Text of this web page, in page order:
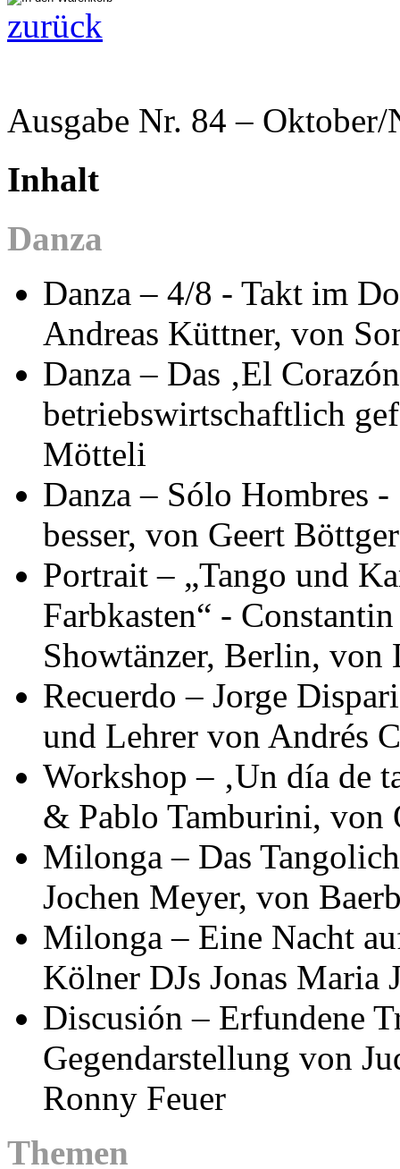
zurück
Ausgabe Nr. 84 –
Inhalt
Danza
Danza – 4/8 - Takt im
Andreas Küttner, von
Danza – Das ‚El
betriebswirtschaftlich
Mötteli
Danza – Sólo Hombres -
besser, von Geert Böttger
Portrait – „Tango und
Farbkasten“ -
Showtänzer, Berlin, von
Recuerdo – Jorge
und Lehrer von Andrés
Workshop – ‚Un día de
& Pablo Tamburini, von
Milonga – Das
Jochen Meyer, von
Milonga – Eine Nacht
Kölner DJs Jonas Maria
Discusión – Erfundene
Gegendarstellung von
Ronny Feuer
Themen